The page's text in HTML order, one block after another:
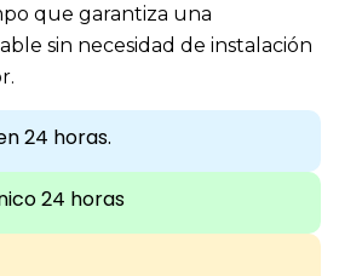
que garantiza una
sin necesidad de instalación
24 horas.
24 horas